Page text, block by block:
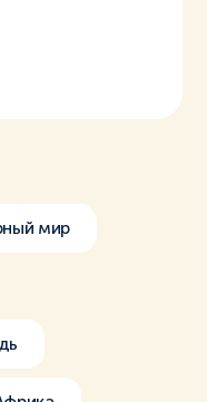
мир